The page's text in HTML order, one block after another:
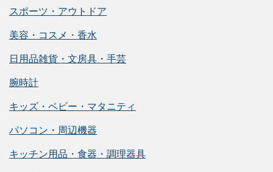
スポーツ・アウトドア
美容・コスメ・香水
日用品雑貨・文房具・手芸
腕時計
キッズ・ベビー・マタニティ
パソコン・周辺機器
キッチン用品・食器・調理器具